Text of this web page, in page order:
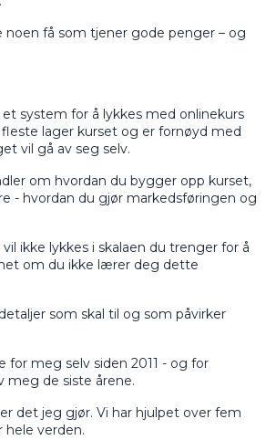
noen få som tjener gode penger – og
system for å lykkes med onlinekurs
fleste lager kurset og er fornøyd med
vil gå av seg selv.
om hvordan du bygger opp kurset,
- hvordan du gjør markedsføringen og
ikke lykkes i skalaen du trenger for å
om du ikke lærer deg dette
som skal til og som påvirker
for meg selv siden 2011 - og for
meg de siste årene.
det jeg gjør. Vi har hjulpet over fem
hele verden.